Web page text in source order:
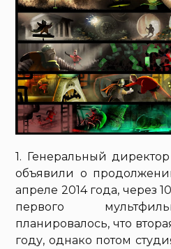
1. Генеральный
объявили о
апреле 2014 года, через
первого
планировалось, что
году, однако потом